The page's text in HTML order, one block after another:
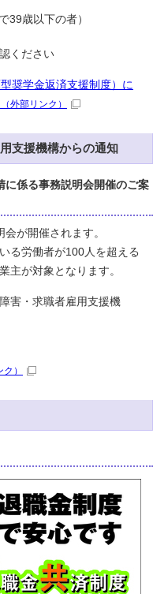
39歳以下の者）
ください
奨学金返済支援制度）に
（外部リンク）
支援機構からの通知
に係る事務説明会開催のご案
が開催されます。
る労働者が100人を超える
主が対象となります。
害・求職者雇用支援機
）